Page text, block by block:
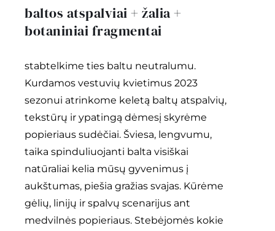
baltos atspalviai + žalia +
botaniniai fragmentai
stabtelkime ties baltu neutralumu.
Kurdamos vestuvių kvietimus 2023
sezonui atrinkome keletą baltų atspalvių,
tekstūrų ir ypatingą dėmesį skyrėme
popieriaus sudėčiai. Šviesa, lengvumu,
taika spinduliuojanti balta visiškai
natūraliai kelia mūsų gyvenimus į
aukštumas, piešia gražias svajas. Kūrėme
gėlių, linijų ir spalvų scenarijus ant
medvilnės popieriaus. Stebėjomės kokie